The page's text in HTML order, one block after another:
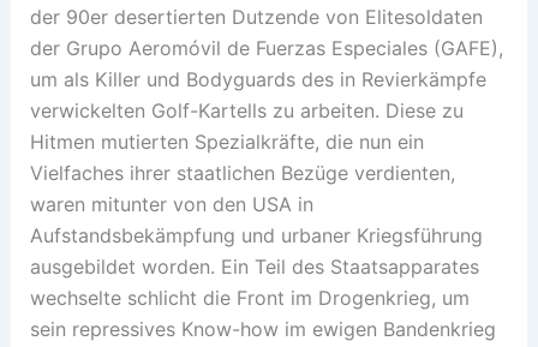
der 90er desertierten Dutzende von Elitesoldaten
der Grupo Aeromóvil de Fuerzas Especiales (GAFE),
um als Killer und Bodyguards des in Revierkämpfe
verwickelten Golf-Kartells zu arbeiten. Diese zu
Hitmen mutierten Spezialkräfte, die nun ein
Vielfaches ihrer staatlichen Bezüge verdienten,
waren mitunter von den USA in
Aufstandsbekämpfung und urbaner Kriegsführung
ausgebildet worden. Ein Teil des Staatsapparates
wechselte schlicht die Front im Drogenkrieg, um
sein repressives Know-how im ewigen Bandenkrieg